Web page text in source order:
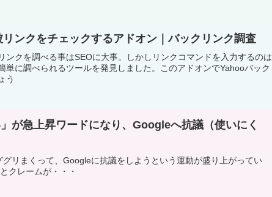
ンクをチェックするアドオン｜バックリンク調査
ンクを調べる事はSEOに大事。しかしリンクコマンドを入力するのは
単に調べられるツールを発見しました。このアドオンでYahooバック
う
が急上昇ワードになり、Googleへ抗議（使いにく
グリまくって、Googleに抗議をしようという運動が盛り上がってい
クレームが・・・